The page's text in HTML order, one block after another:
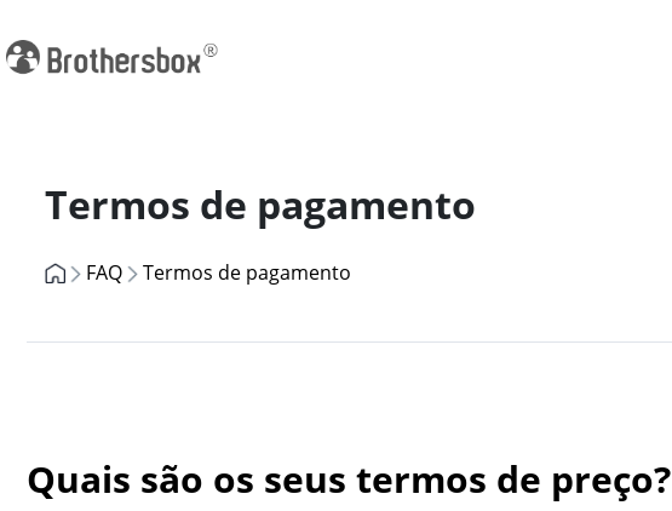
Termos de pagamento
FAQ Termos de pagamento
Quais são os seus termos de preço?